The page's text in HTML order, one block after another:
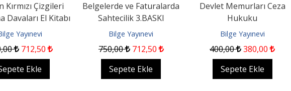
Kırmızı Çizgileri
Davaları El Kitabı
5.BASKI
Yayınevi
,00 712,50
Ekle
Belgelerde ve Faturalarda
Sahtecilik 3.BASKI
Bilge Yayınevi
750,00 712,50
Sepete Ekle
Devlet Memurları Ceza
Hukuku
Bilge Yayınevi
400,00 380,00
Sepete Ekle